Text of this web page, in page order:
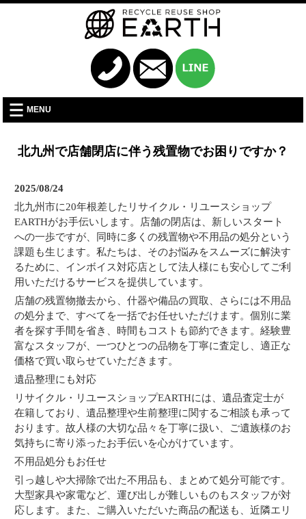
MENU
北九州で店舗閉店に伴う残置物でお困りですか？
2025/08/24
北九州市に20年根差したリサイクル・リユースショップ
EARTHがお手伝いします。店舗の閉店は、新しいスタート
への一歩ですが、同時に多くの残置物や不用品の処分という
課題も生じます。私たちは、そのお悩みをスムーズに解決す
るために、インボイス対応店として法人様にも安心してご利
用いただけるサービスを提供しています。
店舗の残置物撤去から、什器や備品の買取、さらには不用品
の処分まで、すべてを一括でお任せいただけます。個別に業
者を探す手間を省き、時間もコストも節約できます。経験豊
富なスタッフが、一つひとつの品物を丁寧に査定し、適正な
価格で買い取らせていただきます。
遺品整理にも対応
リサイクル・リユースショップEARTHには、遺品査定士が
在籍しており、遺品整理や生前整理に関するご相談も承って
おります。故人様の大切な品々を丁寧に扱い、ご遺族様のお
気持ちに寄り添ったお手伝いを心がけています。
不用品処分もお任せ
引っ越しや大掃除で出た不用品も、まとめて処分可能です。
大型家具や家電など、運び出しが難しいものもスタッフが対
応します。また、ご購入いただいた商品の配送も、近隣エリ